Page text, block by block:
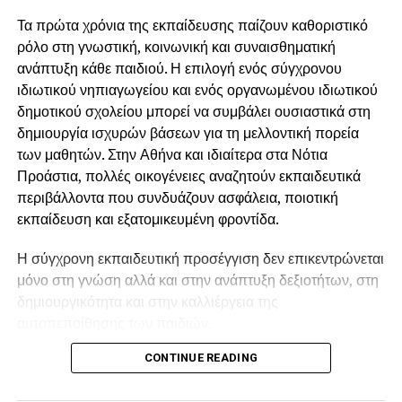
φορτίζει το αντικείμενο με περισσότερη αξία. Είναι μια
μικρή «ερωτική οικονομία». Το γλυκό ή το κοκτέιλ γίνεται η
ανταμοιβή μετά τη ματαίωση.
Αν κάποιος αντέχει να περιμένει χωρίς άγχος, σημαίνει ότι
εσωτερικά έχει βιώσει αξιόπιστη φροντίδα και προβλέψιμη
ανταπόκριση. Η ουρά τότε δεν είναι απειλή. Είναι
τελετουργία.
Για άλλους, όμως, ηαναμονή μπορεί να ξυπνά θυμό,
ανυπομονησία ή ανάγκη φυγής. Εκεί η ουρά αγγίζει
παλιά βιώματα ασυνέπειας ή εγκατάλειψης.
Σε πιο υπαρξιακό επίπεδο, η ουρά είναι μεταβατικός
Η αναμονή είναι το ψυχικό διάστημα όπου γεννιέται το
Τα πρώτα χρόνια της εκπαίδευσης παίζουν καθοριστικό
ρόλο στη γνωστική, κοινωνική και συναισθηματική
ανάπτυξη κάθε παιδιού. Η επιλογή ενός σύγχρονου
ιδιωτικού νηπιαγωγείου και ενός οργανωμένου ιδιωτικού
δημοτικού σχολείου μπορεί να συμβάλει ουσιαστικά στη
δημιουργία ισχυρών βάσεων για τη μελλοντική πορεία
των μαθητών. Στην Αθήνα και ιδιαίτερα στα Νότια
Προάστια, πολλές οικογένειες αναζητούν εκπαιδευτικά
περιβάλλοντα που συνδυάζουν ασφάλεια, ποιοτική
εκπαίδευση και εξατομικευμένη φροντίδα.
Η σύγχρονη εκπαιδευτική προσέγγιση δεν επικεντρώνεται
μόνο στη γνώση αλλά και στην ανάπτυξη δεξιοτήτων, στη
δημιουργικότητα και στην καλλιέργεια της
Η σημασία του ιδιωτικού νηπιαγωγείου Το
CONTINUE READING